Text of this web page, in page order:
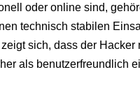
oder online sind,
technisch stabilen
sich, dass der
als benutzerfreundlich